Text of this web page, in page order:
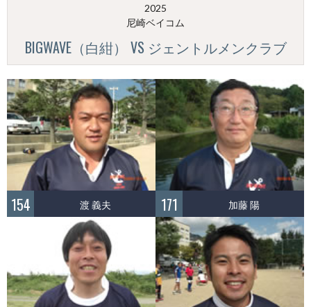
2025
尼崎ベイコム
BIGWAVE（白紺） VS ジェントルメンクラブ
154 渡 義夫 171 加藤 陽